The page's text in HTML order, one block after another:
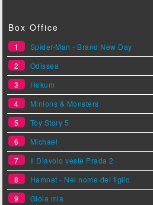
Box Office
1
Spider-Man - Brand New Day
2
Odissea
3
Hokum
4
Minions & Monsters
5
Toy Story 5
6
Michael
7
Il Diavolo veste Prada 2
8
Hamnet - Nel nome del figlio
9
Gioia mia